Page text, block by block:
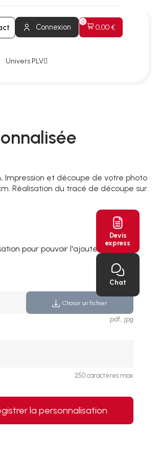
Connexion 0,00 €
Univers PLV
Impression et découpe de votre photo
Réalisation du tracé de découpe sur
pour pouvoir l'ajouter au panier
Choisir un fichier
.pdf, .jpg
250 caractères max
la personnalisation
Devis
express
Chat